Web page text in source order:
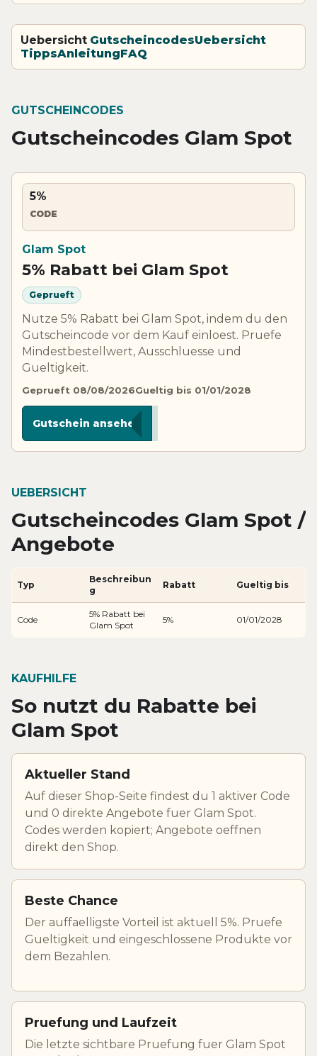
Uebersicht GutscheincodesUebersicht
TippsAnleitungFAQ
GUTSCHEINCODES
Gutscheincodes Glam Spot
5%
CODE
Glam Spot
5% Rabatt bei Glam Spot
Geprueft
Nutze 5% Rabatt bei Glam Spot, indem du den
Gutscheincode vor dem Kauf einloest. Pruefe
Mindestbestellwert, Ausschluesse und
Gueltigkeit.
Geprueft 08/08/2026Gueltig bis 01/01/2028
Gutschein ansehen
UEBERSICHT
Gutscheincodes Glam Spot /
Angebote
Typ
Beschreibun
g
Rabatt Gueltig bis
Code
5% Rabatt bei
Glam Spot
5% 01/01/2028
KAUFHILFE
So nutzt du Rabatte bei
Glam Spot
Aktueller Stand
Auf dieser Shop-Seite findest du 1 aktiver Code
und 0 direkte Angebote fuer Glam Spot.
Codes werden kopiert; Angebote oeffnen
direkt den Shop.
Beste Chance
Der auffaelligste Vorteil ist aktuell 5%. Pruefe
Gueltigkeit und eingeschlossene Produkte vor
dem Bezahlen.
Pruefung und Laufzeit
Die letzte sichtbare Pruefung fuer Glam Spot